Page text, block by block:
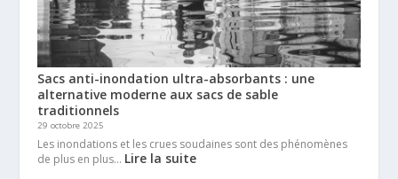
Sacs anti-inondation ultra-absorbants : une
alternative moderne aux sacs de sable
traditionnels
29 octobre 2025
Les inondations et les crues soudaines sont des phénomènes
de plus en plus… Lire la suite